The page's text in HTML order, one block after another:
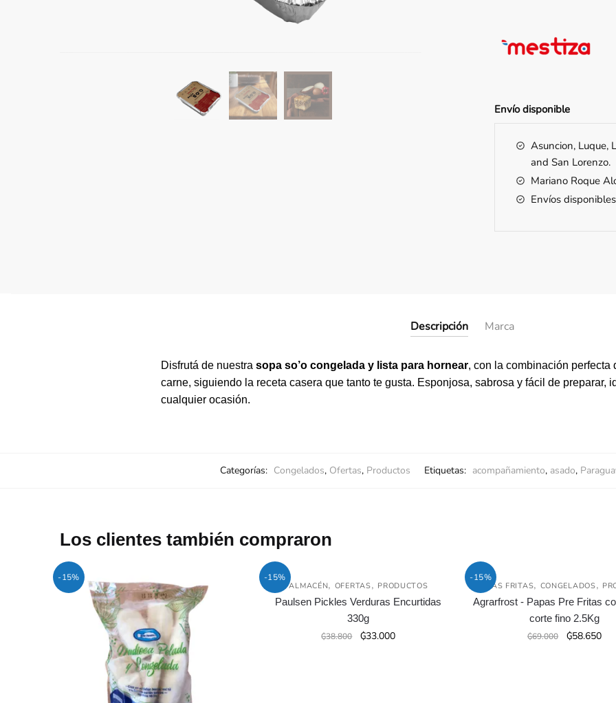
Envíodisponible
Asuncion, Luque,
and San Lorenzo.
Mariano Roque
Envíos
Descripción Marca
Disfrutá de nuestra sopa so’o congelada y lista para hornear, con la combinación perfecta
carne, siguiendo la receta casera que tanto te gusta. Esponjosa, sabrosa y fácil de preparar,
cualquier ocasión.
Categorías: Congelados, Ofertas, Productos Etiquetas: acompañamiento, asado,
Los clientes también compraron
-15% -15%
ALMACÉN, OFERTAS, PRODUCTOS
Paulsen Pickles Verduras Encurtidas
330g
₲38.800
El
₲33.000El
-15%
PAPAS FRITAS, CONGELADOS,
Agrarfrost - Papas Pre Fritas
corte fino 2.5Kg
₲69.000
El
₲58.650El